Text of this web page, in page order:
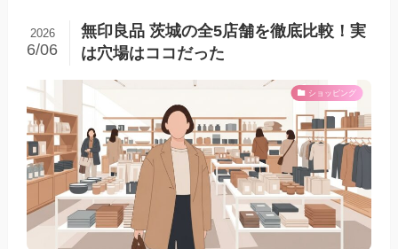
無印良品 茨城の全5店舗を徹底比較！実
は穴場はココだった
2026
6/06
ショッピング